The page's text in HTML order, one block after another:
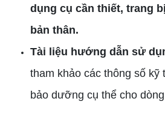
dụng cụ cần thiết, trang
bản thân.
Tài liệu hướng dẫn sử
tham khảo các thông số kỹ
bảo dưỡng cụ thể cho